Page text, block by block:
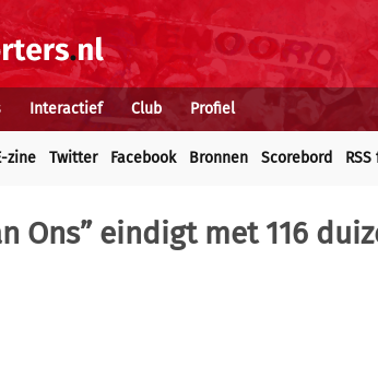
Interactief Club Profiel
zine Twitter Facebook Bronnen Scorebord RSS
Ons” eindigt met 116